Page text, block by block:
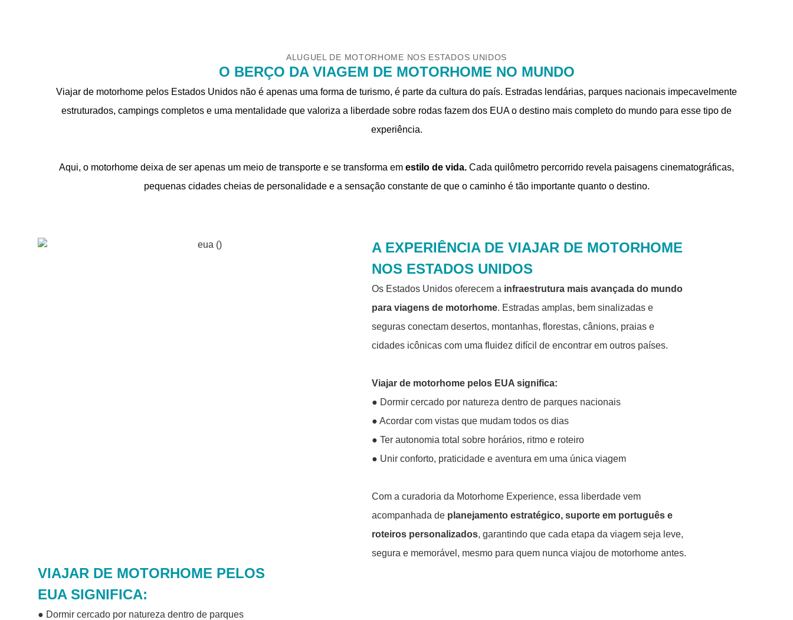
ALUGUEL DE MOTORHOME NOS ESTADOS UNIDOS
O BERÇO DA VIAGEM DE MOTORHOME NO MUNDO
Viajar de motorhome pelos Estados Unidos não é apenas uma forma de turismo, é parte da cultura do país. Estradas lendárias, parques nacionais impecavelmente
estruturados, campings completos e uma mentalidade que valoriza a liberdade sobre rodas fazem dos EUA o destino mais completo do mundo para esse tipo de
experiência.
Aqui, o motorhome deixa de ser apenas um meio de transporte e se transforma em estilo de vida. Cada quilômetro percorrido revela paisagens cinematográficas,
pequenas cidades cheias de personalidade e a sensação constante de que o caminho é tão importante quanto o destino.
A EXPERIÊNCIA DE VIAJAR DE MOTORHOME
NOS ESTADOS UNIDOS
Os Estados Unidos oferecem a infraestrutura mais avançada do mundo
para viagens de motorhome. Estradas amplas, bem sinalizadas e
seguras conectam desertos, montanhas, florestas, cânions, praias e
cidades icônicas com uma fluidez difícil de encontrar em outros países.
Viajar de motorhome pelos EUA significa:
● Dormir cercado por natureza dentro de parques nacionais
● Acordar com vistas que mudam todos os dias
● Ter autonomia total sobre horários, ritmo e roteiro
● Unir conforto, praticidade e aventura em uma única viagem
Com a curadoria da Motorhome Experience, essa liberdade vem
acompanhada de planejamento estratégico, suporte em português e
roteiros personalizados, garantindo que cada etapa da viagem seja leve,
segura e memorável, mesmo para quem nunca viajou de motorhome antes.
VIAJAR DE MOTORHOME PELOS
EUA SIGNIFICA:
● Dormir cercado por natureza dentro de parques